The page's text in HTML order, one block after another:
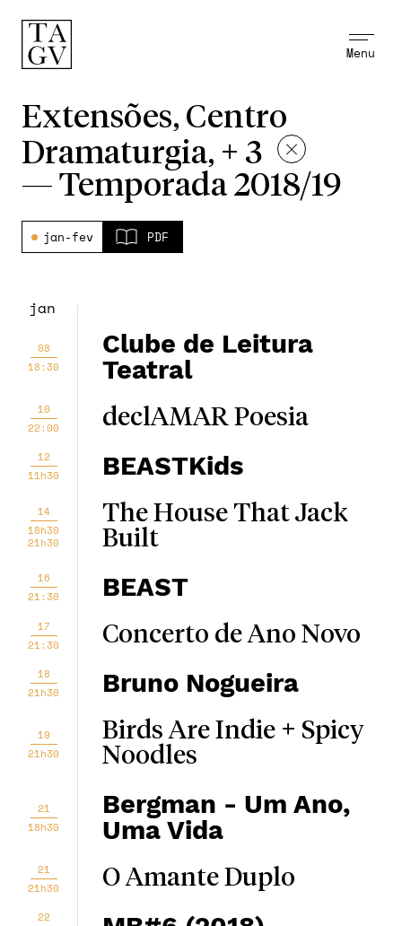
Menu
Extensões, Centro
Dramaturgia, + 3
— Temporada 2018/19
jan-fev PDF
jan
08
18:30
Clube de Leitura
Teatral
10
22:00
declAMAR Poesia
12
11h30
BEASTKids
14
18h30
21h30
The House That Jack
Built
16
21:30
BEAST
17
21:30
Concerto de Ano Novo
18
21h30
Bruno Nogueira
19
21h30
Birds Are Indie + Spicy
Noodles
21
18h30
Bergman - Um Ano,
Uma Vida
21
21h30
O Amante Duplo
22